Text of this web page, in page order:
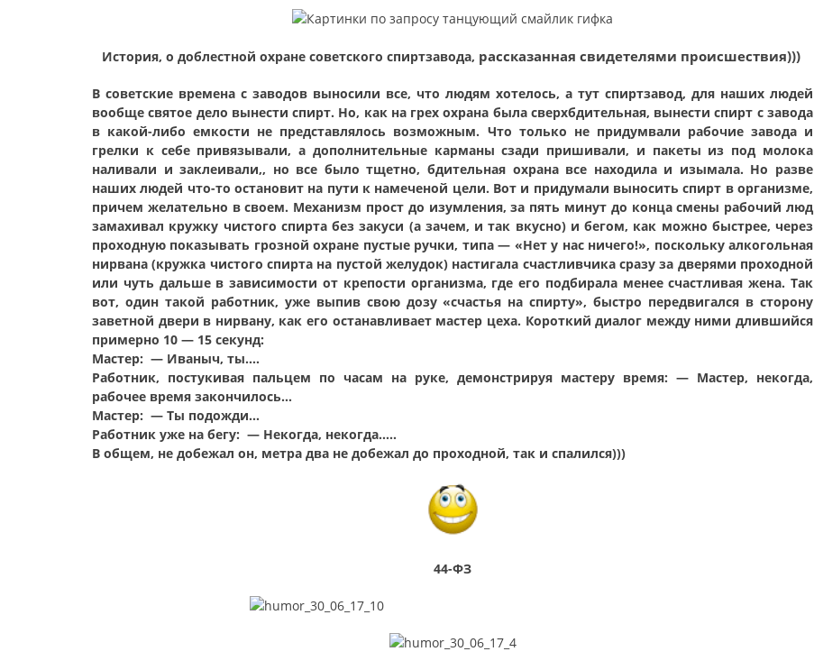
История, о доблестной охране советского спиртзавода, рассказанная свидетелями происшествия)))
В советские времена с заводов выносили все, что людям хотелось, а тут спиртзавод, для наших людей
вообще святое дело вынести спирт. Но, как на грех охрана была сверхбдительная, вынести спирт с завода
в какой-либо емкости не представлялось возможным. Что только не придумвали рабочие завода и
грелки к себе привязывали, а дополнительные карманы сзади пришивали, и пакеты из под молока
наливали и заклеивали,, но все было тщетно, бдительная охрана все находила и изымала. Но разве
наших людей что-то остановит на пути к намеченой цели. Вот и придумали выносить спирт в организме,
причем желательно в своем. Механизм прост до изумления, за пять минут до конца смены рабочий люд
замахивал кружку чистого спирта без закуси (а зачем, и так вкусно) и бегом, как можно быстрее, через
проходную показывать грозной охране пустые ручки, типа — «Нет у нас ничего!», поскольку алкогольная
нирвана (кружка чистого спирта на пустой желудок) настигала счастливчика сразу за дверями проходной
или чуть дальше в зависимости от крепости организма, где его подбирала менее счастливая жена. Так
вот, один такой работник, уже выпив свою дозу «счастья на спирту», быстро передвигался в сторону
заветной двери в нирвану, как его останавливает мастер цеха. Короткий диалог между ними длившийся
примерно 10 — 15 секунд:
Мастер: — Иваныч, ты….
Работник, постукивая пальцем по часам на руке, демонстрируя мастеру время: — Мастер, некогда,
рабочее время закончилось…
Мастер: — Ты подожди…
Работник уже на бегу: — Некогда, некогда…..
В общем, не добежал он, метра два не добежал до проходной, так и спалился)))
44-ФЗ